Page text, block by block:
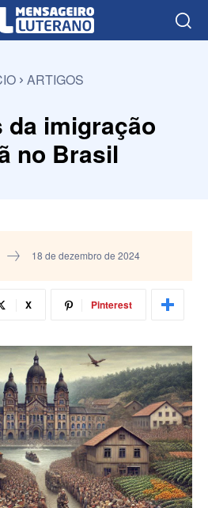
ARTIGOS
da imigração
no Brasil
18 de dezembro de 2024
X Pinterest